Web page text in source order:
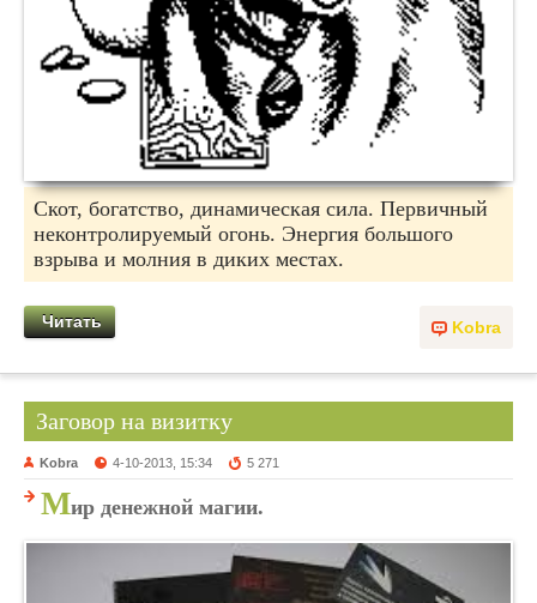
Скот, богатство, динамическая сила. Первичный
неконтролируемый огонь. Энергия большого
взрыва и молния в диких местах.
Kobra
Читать
Заговор на визитку
Kobra 4-10-2013, 15:34 5 271
Мир денежной магии.